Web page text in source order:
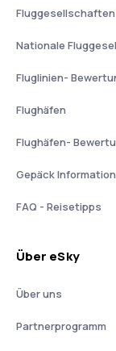
Fluggesellschaften
Nationale
Fluglinien-
Flughäfen
Flughäfen-
Gepäck Information
FAQ - Reisetipps
Über eSky
Über uns
Partnerprogramm